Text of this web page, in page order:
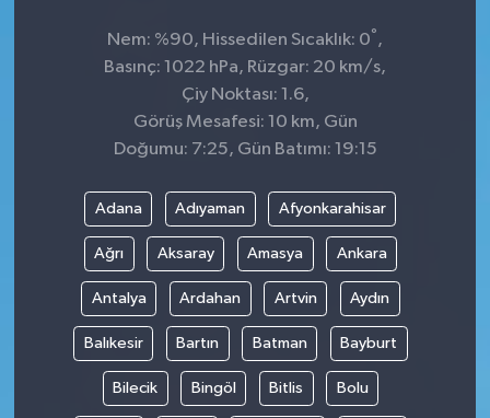
Nem: %90, Hissedilen Sıcaklık: 0° ,
Basınç: 1022 hPa, Rüzgar: 20 km/s,
Çiy Noktası: 1.6,
Görüş Mesafesi: 10 km, Gün
Doğumu: 7:25, Gün Batımı: 19:15
Adana Adıyaman Afyonkarahisar
Ağrı Aksaray Amasya Ankara
Antalya Ardahan Artvin Aydın
Balıkesir Bartın Batman Bayburt
Bilecik Bingöl Bitlis Bolu
SPOR